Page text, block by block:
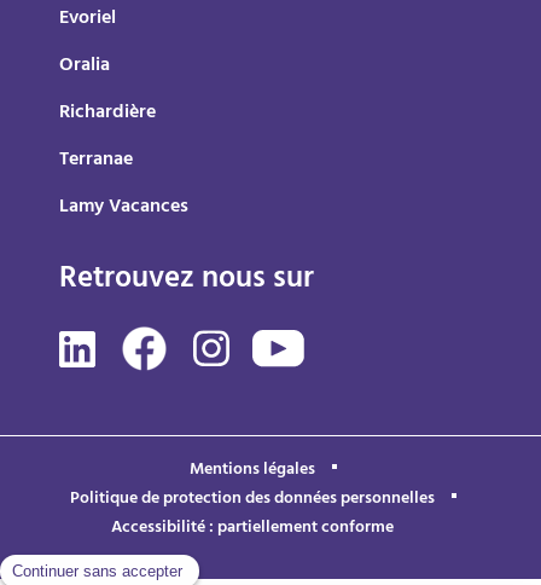
Evoriel
Oralia
Richardière
Terranae
Lamy Vacances
Retrouvez nous sur
Mentions légales
Politique de protection des données personnelles
Accessibilité : partiellement conforme